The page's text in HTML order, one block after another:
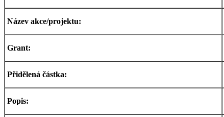
Název akce/projektu:
Grant:
Přidělená částka:
Popis: